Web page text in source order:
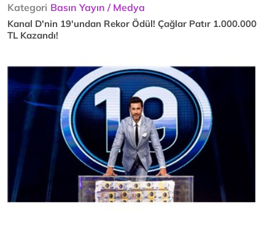
Kategori Basın Yayın / Medya
Kanal D'nin 19'undan Rekor Ödül! Çağlar Patır 1.000.000
TL Kazandı!